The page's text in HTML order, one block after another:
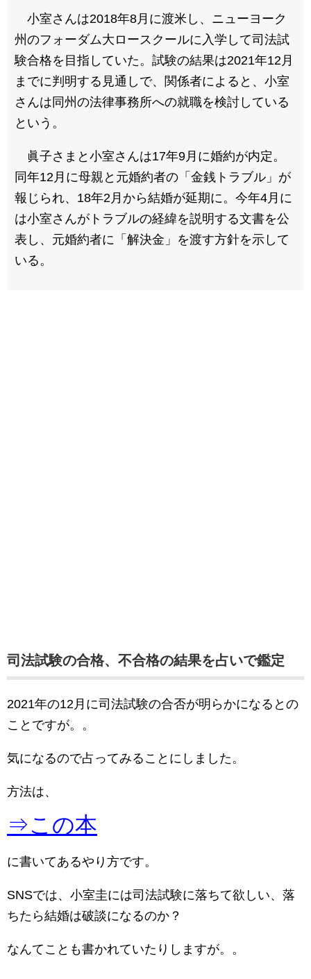
小室さんは2018年8月に渡米し、ニューヨーク
州のフォーダム大ロースクールに入学して司法試
験合格を目指していた。試験の結果は2021年12月
までに判明する見通しで、関係者によると、小室
さんは同州の法律事務所への就職を検討している
という。
眞子さまと小室さんは17年9月に婚約が内定。
同年12月に母親と元婚約者の「金銭トラブル」が
報じられ、18年2月から結婚が延期に。今年4月に
は小室さんがトラブルの経緯を説明する文書を公
表し、元婚約者に「解決金」を渡す方針を示して
いる。
司法試験の合格、不合格の結果を占いで鑑定
2021年の12月に司法試験の合否が明らかになるとの
ことですが。。
気になるので占ってみることにしました。
方法は、
⇒この本
に書いてあるやり方です。
SNSでは、小室圭には司法試験に落ちて欲しい、落
ちたら結婚は破談になるのか？
なんてことも書かれていたりしますが。。